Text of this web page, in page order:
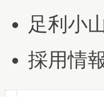
足利小
採用情